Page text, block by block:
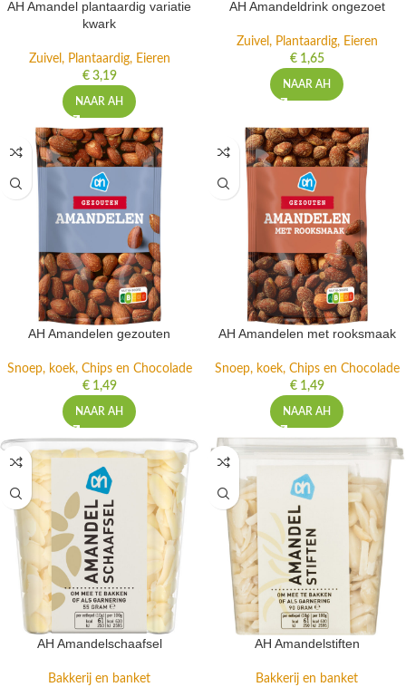
AH Amandel plantaardig variatie
kwark
Zuivel, Plantaardig, Eieren
€3,19
NAAR AH
AH Amandeldrink ongezoet
Zuivel, Plantaardig, Eieren
€1,65
NAAR AH
AH Amandelen gezouten
Snoep, koek, Chips en Chocolade
€1,49
NAAR AH
AH Amandelen met rooksmaak
Snoep, koek, Chips en Chocolade
€1,49
NAAR AH
AH Amandelschaafsel
Bakkerij en banket
AH Amandelstiften
Bakkerij en banket